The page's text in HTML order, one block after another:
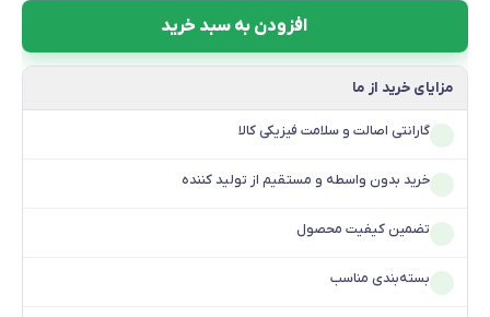
افزودن به سبد خرید
مزایای خرید از ما
گارانتی اصالت و سلامت فیزیکی کالا
خرید بدون واسطه و مستقیم از تولید کننده
تضمین کیفیت محصول
بسته‌بندی مناسب